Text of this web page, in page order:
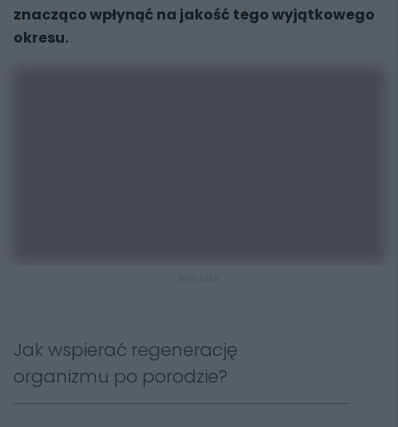
znacząco wpłynąć na jakość tego wyjątkowego
okresu.
Jak wspierać regenerację
organizmu po porodzie?